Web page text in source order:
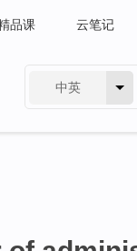
品课 云笔记
中英